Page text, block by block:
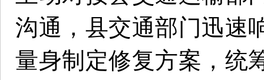
沟通，县交通部门迅速
量身制定修复方案，统